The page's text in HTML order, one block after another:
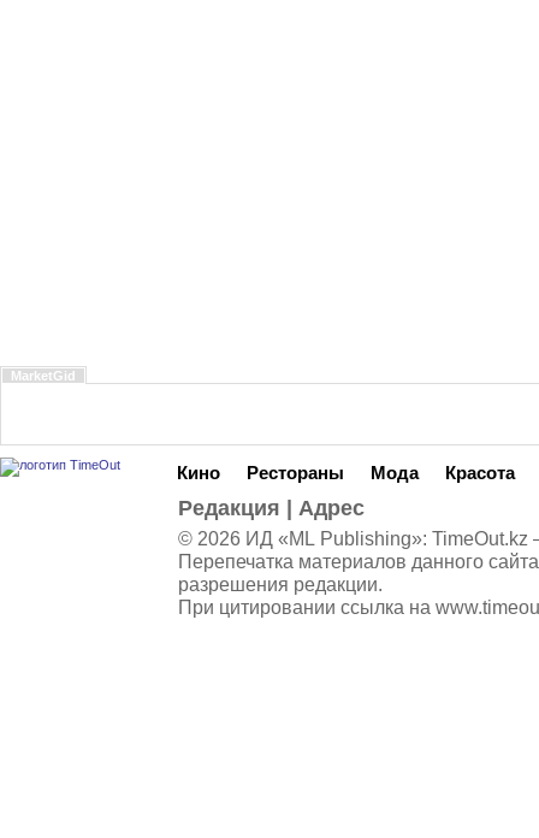
MarketGid
Кино Рестораны Мода Красота
Редакция Адрес
© 2026 ИД «ML Publishing»: TimeOut.kz
Перепечатка материалов данного
разрешения редакции.
При цитировании ссылка на